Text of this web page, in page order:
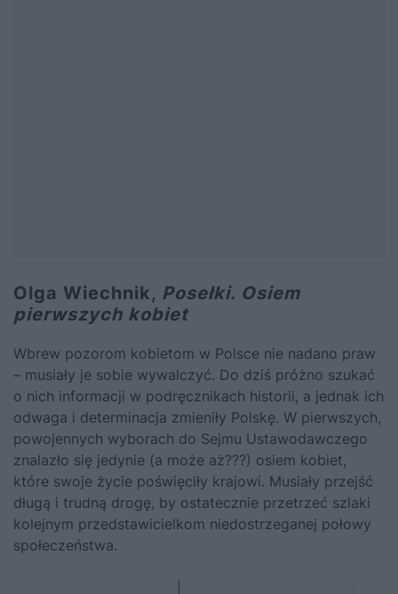
Olga Wiechnik, Posełki. Osiem
pierwszych kobiet
Wbrew pozorom kobietom w Polsce nie nadano praw
– musiały je sobie wywalczyć. Do dziś próżno szukać
o nich informacji w podręcznikach historii, a jednak ich
odwaga i determinacja zmieniły Polskę. W pierwszych,
powojennych wyborach do Sejmu Ustawodawczego
znalazło się jedynie (a może aż???) osiem kobiet,
które swoje życie poświęciły krajowi. Musiały przejść
długą i trudną drogę, by ostatecznie przetrzeć szlaki
kolejnym przedstawicielkom niedostrzeganej połowy
społeczeństwa.